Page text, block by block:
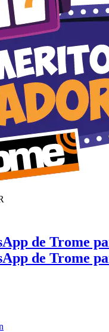
de Trome
de Trome